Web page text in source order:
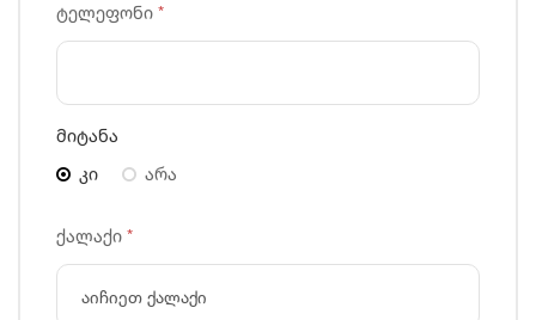
ტელეფონი *
მიტანა
კი
არა
ქალაქი *